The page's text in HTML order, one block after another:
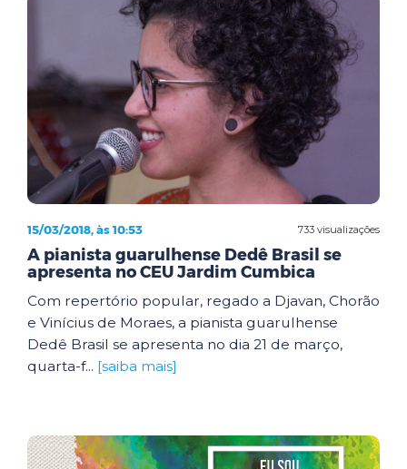
733 visualizações
15/03/2018, às 10:53
A pianista guarulhense Dedê Brasil se
apresenta no CEU Jardim Cumbica
Com repertório popular, regado a Djavan, Chorão
e Vinícius de Moraes, a pianista guarulhense
Dedê Brasil se apresenta no dia 21 de março,
quarta-f... [saiba mais]